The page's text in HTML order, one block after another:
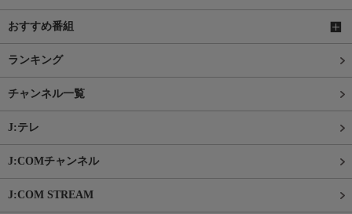
おすすめ番組
ランキング
チャンネル一覧
J:テレ
J:COMチャンネル
J:COM STREAM